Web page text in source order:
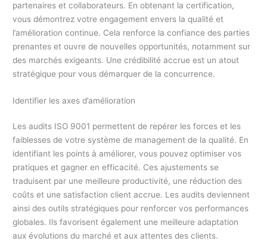
partenaires et collaborateurs. En obtenant la certification,
vous démontrez votre engagement envers la qualité et
l’amélioration continue. Cela renforce la confiance des parties
prenantes et ouvre de nouvelles opportunités, notamment sur
des marchés exigeants. Une crédibilité accrue est un atout
stratégique pour vous démarquer de la concurrence.
Identifier les axes d’amélioration
Les audits ISO 9001 permettent de repérer les forces et les
faiblesses de votre système de management de la qualité. En
identifiant les points à améliorer, vous pouvez optimiser vos
pratiques et gagner en efficacité. Ces ajustements se
traduisent par une meilleure productivité, une réduction des
coûts et une satisfaction client accrue. Les audits deviennent
ainsi des outils stratégiques pour renforcer vos performances
globales. Ils favorisent également une meilleure adaptation
aux évolutions du marché et aux attentes des clients.